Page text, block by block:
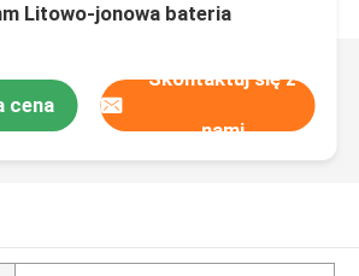
Litowo-jonowa bateria
cena
Skontaktuj się z
nami